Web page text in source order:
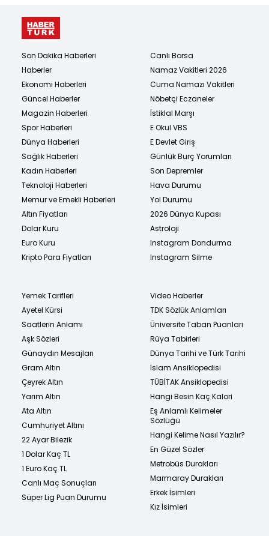
Son Dakika Haberleri
Haberler
Ekonomi Haberleri
Güncel Haberler
Magazin Haberleri
Spor Haberleri
Dünya Haberleri
Sağlık Haberleri
Kadın Haberleri
Teknoloji Haberleri
Memur ve Emekli Haberleri
Altın Fiyatları
Dolar Kuru
Euro Kuru
Kripto Para Fiyatları
Canlı Borsa
Namaz Vakitleri 2026
Cuma Namazı Vakitleri
Nöbetçi Eczaneler
İstiklal Marşı
E Okul VBS
E Devlet Giriş
Günlük Burç Yorumları
Son Depremler
Hava Durumu
Yol Durumu
2026 Dünya Kupası
Astroloji
Instagram Dondurma
Instagram Silme
Yemek Tarifleri
Ayetel Kürsi
Saatlerin Anlamı
Aşk Sözleri
Günaydın Mesajları
Gram Altın
Çeyrek Altın
Yarım Altın
Ata Altın
Cumhuriyet Altını
22 Ayar Bilezik
1 Dolar Kaç TL
1 Euro Kaç TL
Canlı Maç Sonuçları
Süper Lig Puan Durumu
Video Haberler
TDK Sözlük Anlamları
Üniversite Taban Puanları
Rüya Tabirleri
Dünya Tarihi ve Türk Tarihi
İslam Ansiklopedisi
TÜBİTAK Ansiklopedisi
Hangi Besin Kaç Kalori
Eş Anlamlı Kelimeler
Sözlüğü
Hangi Kelime Nasıl Yazılır?
En Güzel Sözler
Metrobüs Durakları
Marmaray Durakları
Erkek İsimleri
Kız İsimleri